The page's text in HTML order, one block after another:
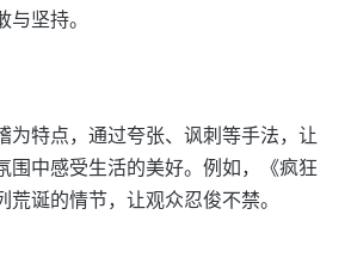
与坚持。
为特点，通过夸张、讽刺等手法，让
围中感受生活的美好。例如，《疯狂
荒诞的情节，让观众忍俊不禁。